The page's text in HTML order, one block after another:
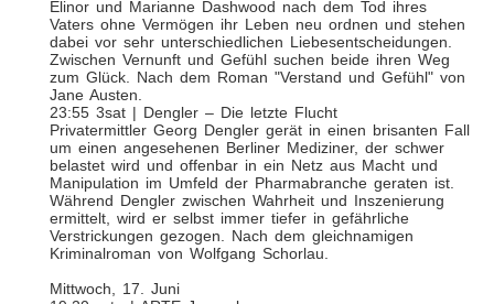
Elinor und Marianne Dashwood nach dem Tod ihres
Vaters ohne Vermögen ihr Leben neu ordnen und stehen
dabei vor sehr unterschiedlichen Liebesentscheidungen.
Zwischen Vernunft und Gefühl suchen beide ihren Weg
zum Glück. Nach dem Roman "Verstand und Gefühl" von
Jane Austen.
23:55 3sat | Dengler – Die letzte Flucht
Privatermittler Georg Dengler gerät in einen brisanten Fall
um einen angesehenen Berliner Mediziner, der schwer
belastet wird und offenbar in ein Netz aus Macht und
Manipulation im Umfeld der Pharmabranche geraten ist.
Während Dengler zwischen Wahrheit und Inszenierung
ermittelt, wird er selbst immer tiefer in gefährliche
Verstrickungen gezogen. Nach dem gleichnamigen
Kriminalroman von Wolfgang Schorlau.
Mittwoch, 17. Juni